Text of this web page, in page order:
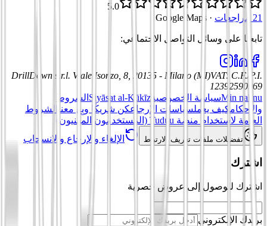
5.0
21 مراجعات
·
Google Maps
تابعنا على وسائل التواصل الاجتماعي:
DrillDown s.r.l. Viale Isonzo, 8, 20135 - Milano (MI)VAT: C.F./P.I.
12392590969
Min nahnuسياسة الخصوصية Siyāsat al-Kūkīz الشروط
والأحكامكيف يعملسياسات الإرجاعكن شريكًا وبِع معنا
الشروط
العامة لاستخدام منصة Tuduu (المستخدمون المهنيون)
تفضيلات ملفات تعريف الارتباط الإلغاء والإرجاع والانسحاب
اشترك
اشترك للوصول إلى عروض حصرية
بريدك الإلكتروني